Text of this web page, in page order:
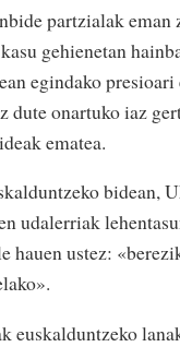
partzialak eman
gehienetan
egindako presioari
dute onartuko iaz
ematea.
bidean,
udalerriak
hauen ustez:
euskalduntzeko